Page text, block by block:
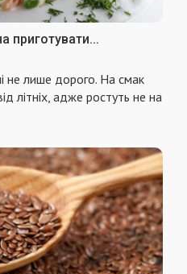
приготувати...
не лише дорого. На смак
літніх, адже ростуть не на